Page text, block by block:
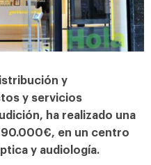
y
y servicios
ha realizado una
en un centro
y audiología.